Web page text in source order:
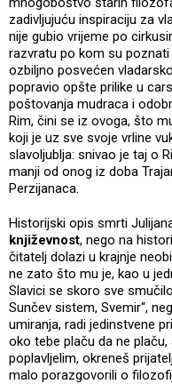
zadivljujuću inspiraciju za
nije gubio vrijeme po
razvratu po kom su
ozbiljno posvećen
popravio opšte prilike u
poštovanja mudraca i
Rim, čini se iz ovoga, što
koji je uz sve svoje vrline
slavoljublja: snivao je taj o
manji od onog iz doba
Perzijanaca.
Historijski opis smrti
književnost, nego na
čitatelj dolazi u krajnje
ne zato što mu je, kao u
Slavici se skoro sve
Sunčev sistem, Svemir“,
umiranja, radi jedinstvene
oko tebe plaču da ne
poplavljelim, okreneš
malo porazgovorili o